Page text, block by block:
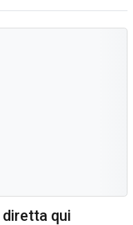
diretta qui